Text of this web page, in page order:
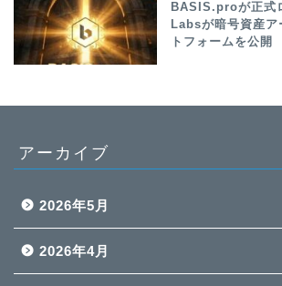
BASIS.proが正式
Labsが暗号資産ア
トフォームを公開
アーカイブ
2026年5月
2026年4月